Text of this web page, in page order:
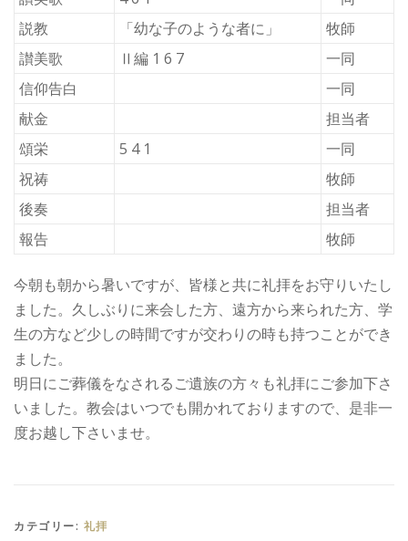
説教
「幼な子のような者に」
牧師
讃美歌
Ⅱ編 1 6 7
一同
信仰告白
一同
献金
担当者
頌栄
5 4 1
一同
祝祷
牧師
後奏
担当者
報告
牧師
今朝も朝から暑いですが、皆様と共に礼拝をお守りいたし
ました。久しぶりに来会した方、遠方から来られた方、学
生の方など少しの時間ですが交わりの時も持つことができ
ました。
明日にご葬儀をなされるご遺族の方々も礼拝にご参加下さ
いました。教会はいつでも開かれておりますので、是非一
度お越し下さいませ。
カテゴリー: 礼拝